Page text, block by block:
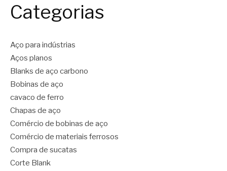
Categorias
Aço para indústrias
Aços planos
Blanks de aço carbono
Bobinas de aço
cavaco de ferro
Chapas de aço
Comércio de bobinas de aço
Comércio de materiais ferrosos
Compra de sucatas
Corte Blank